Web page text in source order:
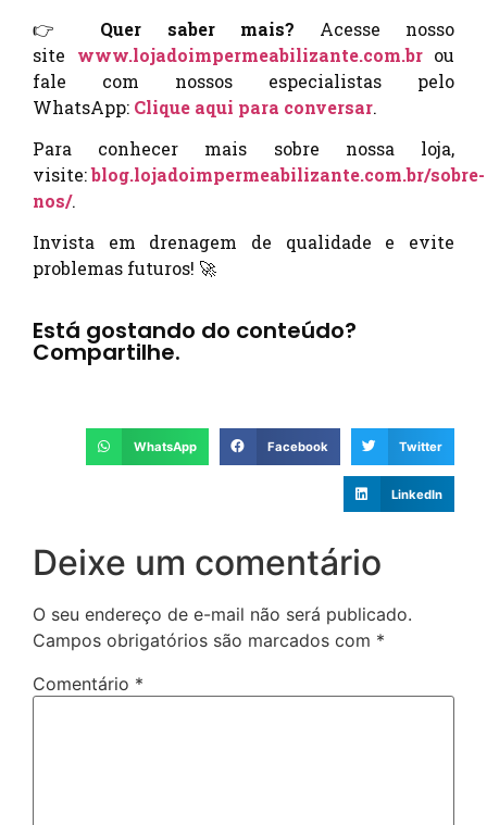
👉 Quer saber mais? Acesse nosso
site www.lojadoimpermeabilizante.com.brou
fale com nossos especialistas pelo
WhatsApp: Clique aqui para conversar.
Para conhecer mais sobre nossa loja,
visite:blog.lojadoimpermeabilizante.com.br/sobre-
nos/.
Invista em drenagem de qualidade e evite
problemas futuros! 🚀
Está gostando do conteúdo?
Compartilhe.
WhatsApp Facebook Twitter
LinkedIn
Deixe um comentário
O seu endereço de e-mail não será publicado.
Campos obrigatórios são marcados com *
Comentário *